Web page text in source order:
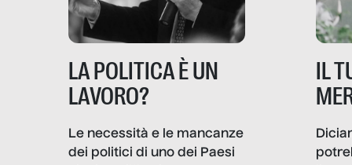
LA POLITICA È UN
LAVORO?
Le necessità e le mancanze
dei politici di uno dei Paesi
IL